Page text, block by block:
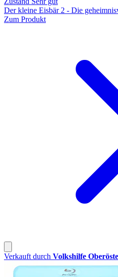
Der kleine Eisbär 2 - Die
Zum Produkt
Verkauft durch Volkshilfe